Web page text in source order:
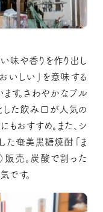
味や香りを作り出し
いしい」を意味する
す。さわやかなブル
した飲み口が人気の
もおすすめ。また、シ
た奄美黒糖焼酎「ま
販売。炭酸で割った
です。